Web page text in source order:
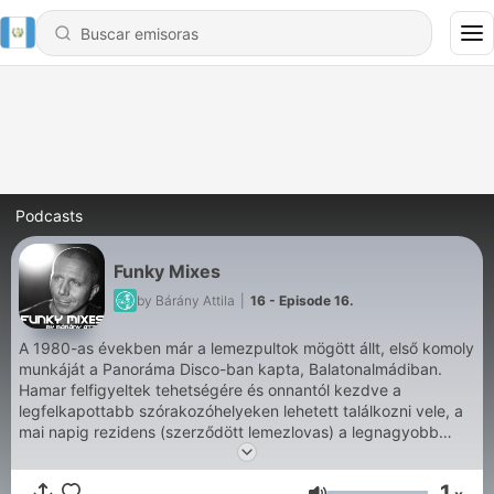
Podcasts
Funky Mixes
by Bárány Attila 16 - Episode 16.
A 1980-as években már a lemezpultok mögött állt, első komoly
munkáját a Panoráma Disco-ban kapta, Balatonalmádiban.
Hamar felfigyeltek tehetségére és onnantól kezdve a
legfelkapottabb szórakozóhelyeken lehetett találkozni vele, a
mai napig rezidens (szerződött lemezlovas) a legnagyobb
budapesti klubok lemezpultjai mögött. Zenei stílusa
folyamatosan alakult, a funky, rock és R&B után ma elsősorban